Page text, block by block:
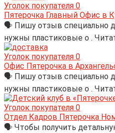
Уголок покупателя 0
Пятерочка Главный Офис в
🗣 Пишу отзыв специально
нужны пластиковые о .
Уголок покупателя 0
Офис Пятерочка в
🗣 Пишу отзыв специально
нужны пластиковые о .
Уголок покупателя 0
Отдел Кадров Пятерочка
🗣 Чтобы получить